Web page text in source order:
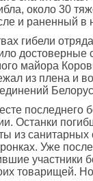
около 30
и раненный в
гибели
достоверные
майора
из плена и
последнего
Останки
из
Уже
участники
товарищей.